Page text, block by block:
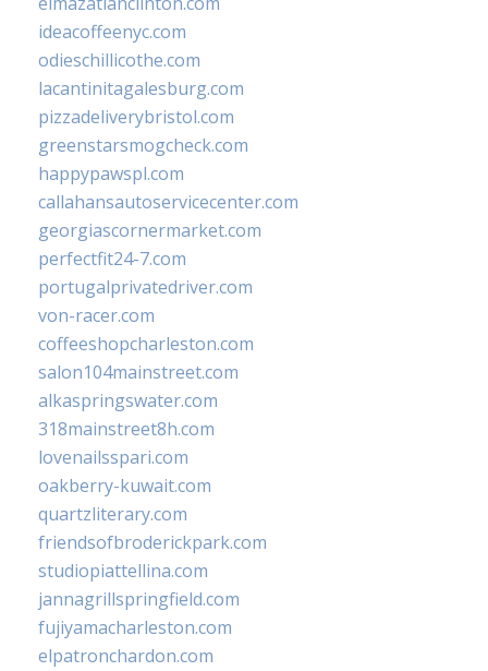
ideacoffeenyc.com
odieschillicothe.com
lacantinitagalesburg.com
pizzadeliverybristol.com
greenstarsmogcheck.com
happypawspl.com
callahansautoservicecenter.com
georgiascornermarket.com
perfectfit24-7.com
portugalprivatedriver.com
von-racer.com
coffeeshopcharleston.com
salon104mainstreet.com
alkaspringswater.com
318mainstreet8h.com
lovenailsspari.com
oakberry-kuwait.com
quartzliterary.com
friendsofbroderickpark.com
studiopiattellina.com
jannagrillspringfield.com
fujiyamacharleston.com
elpatronchardon.com